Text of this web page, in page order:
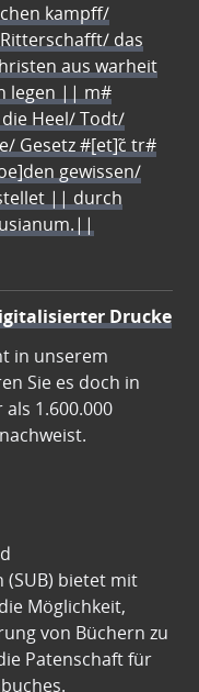
kampff/
das
aus warheit
legen || m#
Heel/ Todt/
Gesetz #[et]c̃ tr#
gewissen/
|| durch
Drucke
in unserem
Sie es doch in
1.600.000
bietet mit
Möglichkeit,
von Büchern zu
Patenschaft für